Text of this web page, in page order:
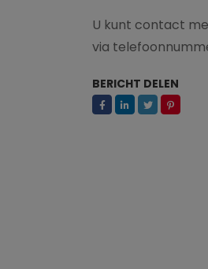
U kunt contact
via
BERICHT DELEN